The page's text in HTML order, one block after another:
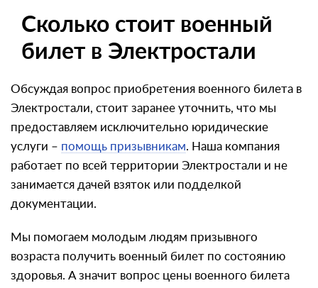
Сколько стоит военный
билет в Электростали
Обсуждая вопрос приобретения военного билета в
Электростали, стоит заранее уточнить, что мы
предоставляем исключительно юридические
услуги – помощь призывникам. Наша компания
работает по всей территории Электростали и не
занимается дачей взяток или подделкой
документации.
Мы помогаем молодым людям призывного
возраста получить военный билет по состоянию
здоровья. А значит вопрос цены военного билета